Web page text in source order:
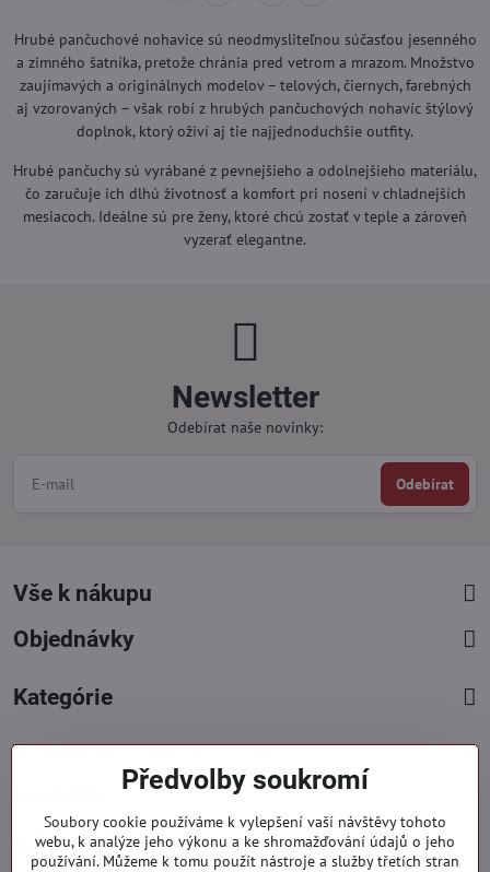
Hrubé pančuchové nohavice sú neodmysliteľnou súčasťou jesenného
a zimného šatníka, pretože chránia pred vetrom a mrazom. Množstvo
zaujímavých a originálnych modelov – telových, čiernych, farebných
aj vzorovaných – však robí z hrubých pančuchových nohavíc štýlový
doplnok, ktorý oživí aj tie najjednoduchšie outfity.
Hrubé pančuchy sú vyrábané z pevnejšieho a odolnejšieho materiálu,
čo zaručuje ich dlhú životnosť a komfort pri nosení v chladnejších
mesiacoch. Ideálne sú pre ženy, ktoré chcú zostať v teple a zároveň
vyzerať elegantne.
Newsletter
Odebírat naše novinky:
Odebírat
Vše k nákupu
Objednávky
Kategórie
Facebook Instagram Pinterest
+421 919 060 751
Pondělí - Pátek : 09:00 - 15:00 hod.
Předvolby soukromí
Soubory cookie používáme k vylepšení vaší návštěvy tohoto
webu, k analýze jeho výkonu a ke shromažďování údajů o jeho
používání. Můžeme k tomu použít nástroje a služby třetích stran